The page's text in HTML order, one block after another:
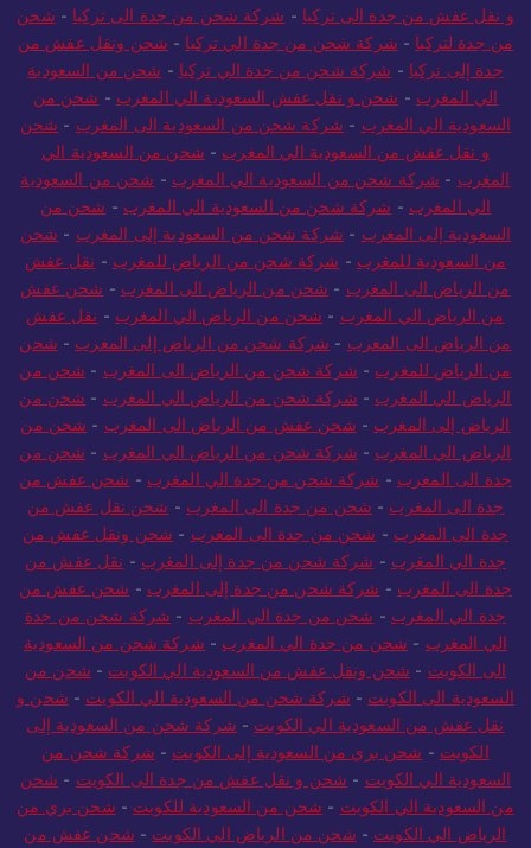
و نقل عفش من جدة الى تركيا - شركة شحن من جدة الى تركيا - شحن
من جدة لتركيا - شركة شحن من جدة الي تركيا - شحن ونقل عفش من
جدة إلى تركيا - شركة شحن من جدة الي تركيا - شحن من السعودية
الي المغرب - شحن و نقل عفش السعودية الي المغرب - شحن من
السعودية الي المغرب - شركة شحن من السعودية الى المغرب - شحن
و نقل عفش من السعودية الي المغرب - شحن من السعودية الي
المغرب - شركة شحن من السعودية الي المغرب - شحن من السعودية
الي المغرب - شركة شحن من السعودية الي المغرب - شحن من
السعودية إلى المغرب - شركة شحن من السعودية إلى المغرب - شحن
من السعودية للمغرب - شركة شحن من الرياض للمغرب - نقل عفش
من الرياض الى المغرب - شحن من الرياض الى المغرب - شحن عفش
من الرياض الي المغرب - شحن من الرياض الي المغرب - نقل عفش
من الرياض الى المغرب - شركة شحن من الرياض إلى المغرب - شحن
من الرياض للمغرب - شركة شحن من الرياض الى المغرب - شحن من
الرياض الي المغرب - شركة شحن من الرياض الي المغرب - شحن من
الرياض إلى المغرب - شحن عفش من الرياض الى المغرب - شحن من
الرياض الي المغرب - شركة شحن من الرياض الي المغرب - شحن من
جدة الى المغرب - شركة شحن من جدة الي المغرب - شحن عفش من
جدة الى المغرب - شحن من جدة الى المغرب - شحن نقل عفش من
جدة الى المغرب - شحن من جدة الى المغرب - شحن ونقل عفش من
جدة الي المغرب - شركة شحن من جدة إلى المغرب - نقل عفش من
جدة الى المغرب - شركة شحن من جدة إلى المغرب - شحن عفش من
جدة الي المغرب - شحن من جدة الي المغرب - شركة شحن من جدة
الي المغرب - شحن من جدة الي المغرب - شركة شحن من السعودية
الى الكويت - شحن ونقل عفش من السعودية الي الكويت - شحن من
السعودية الى الكويت - شركة شحن من السعودية الي الكويت - شحن و
نقل عفش من السعودية الي الكويت - شركة شحن من السعودية إلى
الكويت - شحن بري من السعودية إلى الكويت - شركة شحن من
السعودية الي الكويت - شحن و نقل عفش من جدة الى الكويت - شحن
من السعودية الي الكويت - شحن من السعودية للكويت - شحن بري من
الرياض الي الكويت - شحن من الرياض الي الكويت - شحن عفش من